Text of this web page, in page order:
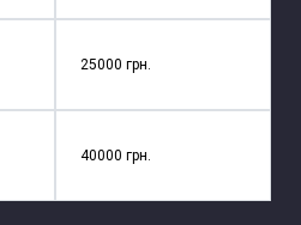
25000 грн.
40000 грн.